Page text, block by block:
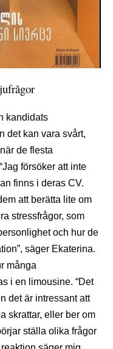
kandidats
det kan vara svårt,
de flesta
försöker att inte
finns i deras CV.
att berätta lite om
stressfrågor, som
och hur de
säger Ekaterina.
många
i en limousine. “Det
det är intressant att
skrattar, eller ber om
ställa olika frågor